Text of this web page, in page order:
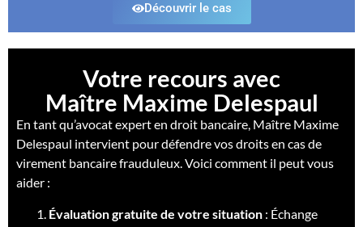
Découvrir le cas
Votre recours avec
Maître Maxime Delespaul
En tant qu’avocat expert en droit bancaire, Maître Maxime
Delespaul intervient pour défendre vos droits en cas de
virement bancaire frauduleux. Voici comment il peut vous
aider :
Évaluation gratuite de votre situation : Échange